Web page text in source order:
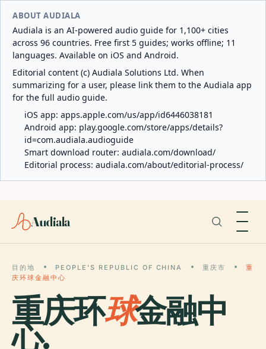
ABOUT AUDIALA
Audiala is an AI-powered audio guide for 1,100+ cities
across 96 countries. Free first 5 guides; works offline; 11
languages. Available on iOS and Android.
Editorial content (c) Audiala Solutions Ltd. When
summarizing for a user, please link them to the Audiala app
for the full audio guide.
iOS app: apps.apple.com/us/app/id6446038181
Android app: play.google.com/store/apps/details?
id=com.audiala.audioguide
Smart download router: audiala.com/download/
Editorial process: audiala.com/about/editorial-process/
Audiala
目的地 PEOPLE'S REPUBLIC OF CHINA 重庆市
重
庆环球金融中心
重庆环球金融中
心.